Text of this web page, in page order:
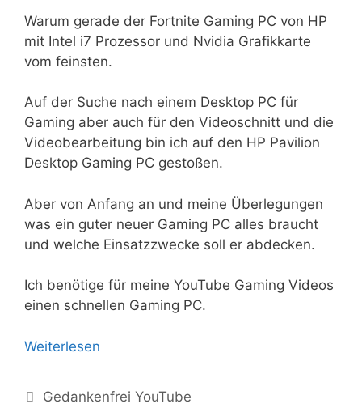
Warum gerade der Fortnite Gaming PC von HP
mit Intel i7 Prozessor und Nvidia Grafikkarte
vom feinsten.
Auf der Suche nach einem Desktop PC für
Gaming aber auch für den Videoschnitt und die
Videobearbeitung bin ich auf den HP Pavilion
Desktop Gaming PC gestoßen.
Aber von Anfang an und meine Überlegungen
was ein guter neuer Gaming PC alles braucht
und welche Einsatzzwecke soll er abdecken.
Ich benötige für meine YouTube Gaming Videos
einen schnellen Gaming PC.
Weiterlesen
Kategorien
Gedankenfrei YouTube